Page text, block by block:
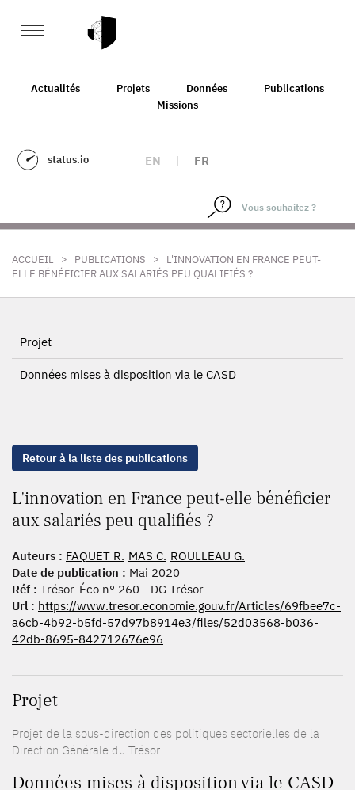
Actualités Projets Données
Publications
Missions
status.io EN | FR
ACCUEIL > PUBLICATIONS >
L'INNOVATION EN FRANCE PEUT-
ELLE BÉNÉFICIER AUX SALARIÉS PEU QUALIFIÉS ?
Projet
Données mises à disposition via le CASD
Retour à la liste des publications
L'innovation en France peut-elle bénéficier
aux salariés peu qualifiés ?
Auteurs : FAQUET R. MAS C. ROULLEAU G.
Date de publication : Mai 2020
Réf : Trésor-Éco n° 260 - DG Trésor
Url : https://www.tresor.economie.gouv.fr/Articles/69fbee7c-
a6cb-4b92-b5fd-57d97b8914e3/files/52d03568-b036-
42db-8695-842712676e96
Projet
Projet de la sous-direction des politiques sectorielles de la
Direction Générale du Trésor
Données mises à disposition via le CASD